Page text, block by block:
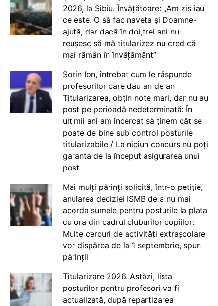
2026, la Sibiu. Învățătoare: „Am zis iau
ce este. O să fac naveta și Doamne-
ajută, dar dacă în doi,trei ani nu
reușesc să mă titularizez nu cred că
mai rămân în învățământ”
Sorin Ion, întrebat cum le răspunde
profesorilor care dau an de an
Titularizarea, obțin note mari, dar nu au
post pe perioadă nedeterminată: În
ultimii ani am încercat să ținem cât se
poate de bine sub control posturile
titularizabile / La niciun concurs nu poți
garanta de la început asigurarea unui
post
Mai mulți părinți solicită, într-o petiție,
anularea deciziei ISMB de a nu mai
acorda sumele pentru posturile la plata
cu ora din cadrul cluburilor copiilor:
Multe cercuri de activități extrașcolare
vor dispărea de la 1 septembrie, spun
părinții
Titularizare 2026. Astăzi, lista
posturilor pentru profesori va fi
actualizată, după repartizarea